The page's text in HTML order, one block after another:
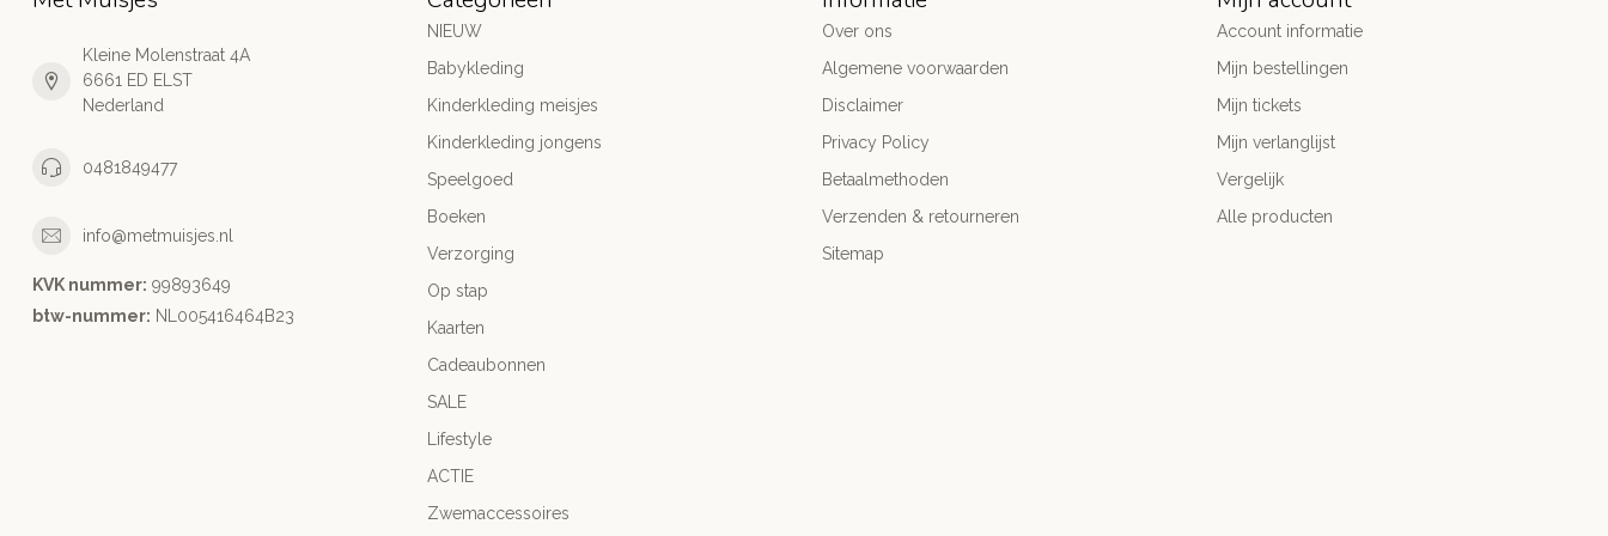
Kleine Molenstraat 4A
6661 ED ELST
Nederland
0481849477
info@metmuisjes.nl
KVK nummer: 99893649
btw-nummer: NL005416464B23
NIEUW
Babykleding
Kinderkleding meisjes
Kinderkleding jongens
Speelgoed
Boeken
Verzorging
Op stap
Kaarten
Cadeaubonnen
SALE
Lifestyle
ACTIE
Zwemaccessoires
Over ons
Algemene voorwaarden
Disclaimer
Privacy Policy
Betaalmethoden
Verzenden & retourneren
Sitemap
Account informatie
Mijn bestellingen
Mijn tickets
Mijn verlanglijst
Vergelijk
Alle producten